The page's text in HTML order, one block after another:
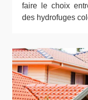
faire le choix
des hydrofuges